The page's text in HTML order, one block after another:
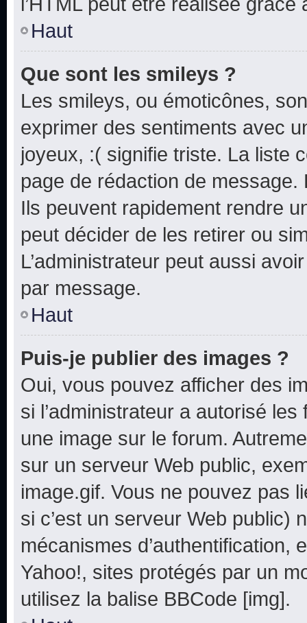
Haut
Que sont les smileys ?
Les smileys, ou émoticônes,
exprimer des sentiments avec
joyeux, :( signifie triste. La liste
page de rédaction de
Ils peuvent rapidement rendre
peut décider de les retirer ou
L’administrateur peut aussi
par message.
Haut
Puis-je publier des images ?
Oui, vous pouvez afficher des
si l’administrateur a autorisé
une image sur le forum.
sur un serveur Web public,
image.gif. Vous ne pouvez pas
si c’est un serveur Web public)
mécanismes d’authentification,
Yahoo!, sites protégés par un
utilisez la balise BBCode [img].